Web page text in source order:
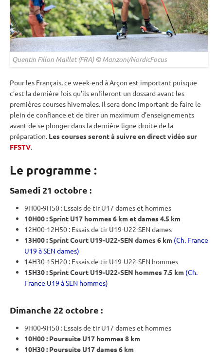
Quentin Fillon Maillet (FRA) © Manzoni/NordicFocus
Pour les Français, ce week-end à Arçon est important puisque
c’est la dernière fois qu’ils enfileront un dossard avant les
premières courses hivernales. Il sera donc important de faire le
plein de confiance et de tirer un maximum d’enseignements
avant de se plonger dans la dernière ligne droite de la
préparation. Les courses seront à suivre en direct vidéo sur
FFSTV.
Le programme :
Samedi 21 octobre :
9H00-9H50 : Essais de tir U17 dames et hommes
10H00 :Sprint U17 hommes 6 km et dames 4.5 km
12H00-12H50 : Essais de tir U19-U22-SEN dames
13H00 :SprintCourt U19-U22-SEN dames 6 km (Ch. France
U19 à SEN dames)
14H30-15H20 : Essais de tir U19-U22-SEN hommes
15H30 :SprintCourt U19-U22-SEN hommes 7.5 km (Ch.
France U19 à SEN hommes)
Dimanche 22 octobre :
9H00-9H50 : Essais de tir U17 dames et hommes
10H00 : Poursuite U17 hommes 8 km
10H30 : Poursuite U17 dames 6 km